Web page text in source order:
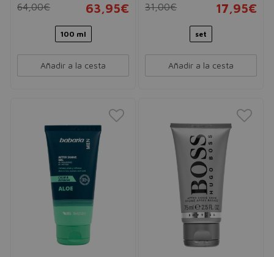
64,00€ 63,95€
100 ml
Añadir a la cesta
Shave 100ml
31,00€ 17,95€
set
Añadir a la cesta